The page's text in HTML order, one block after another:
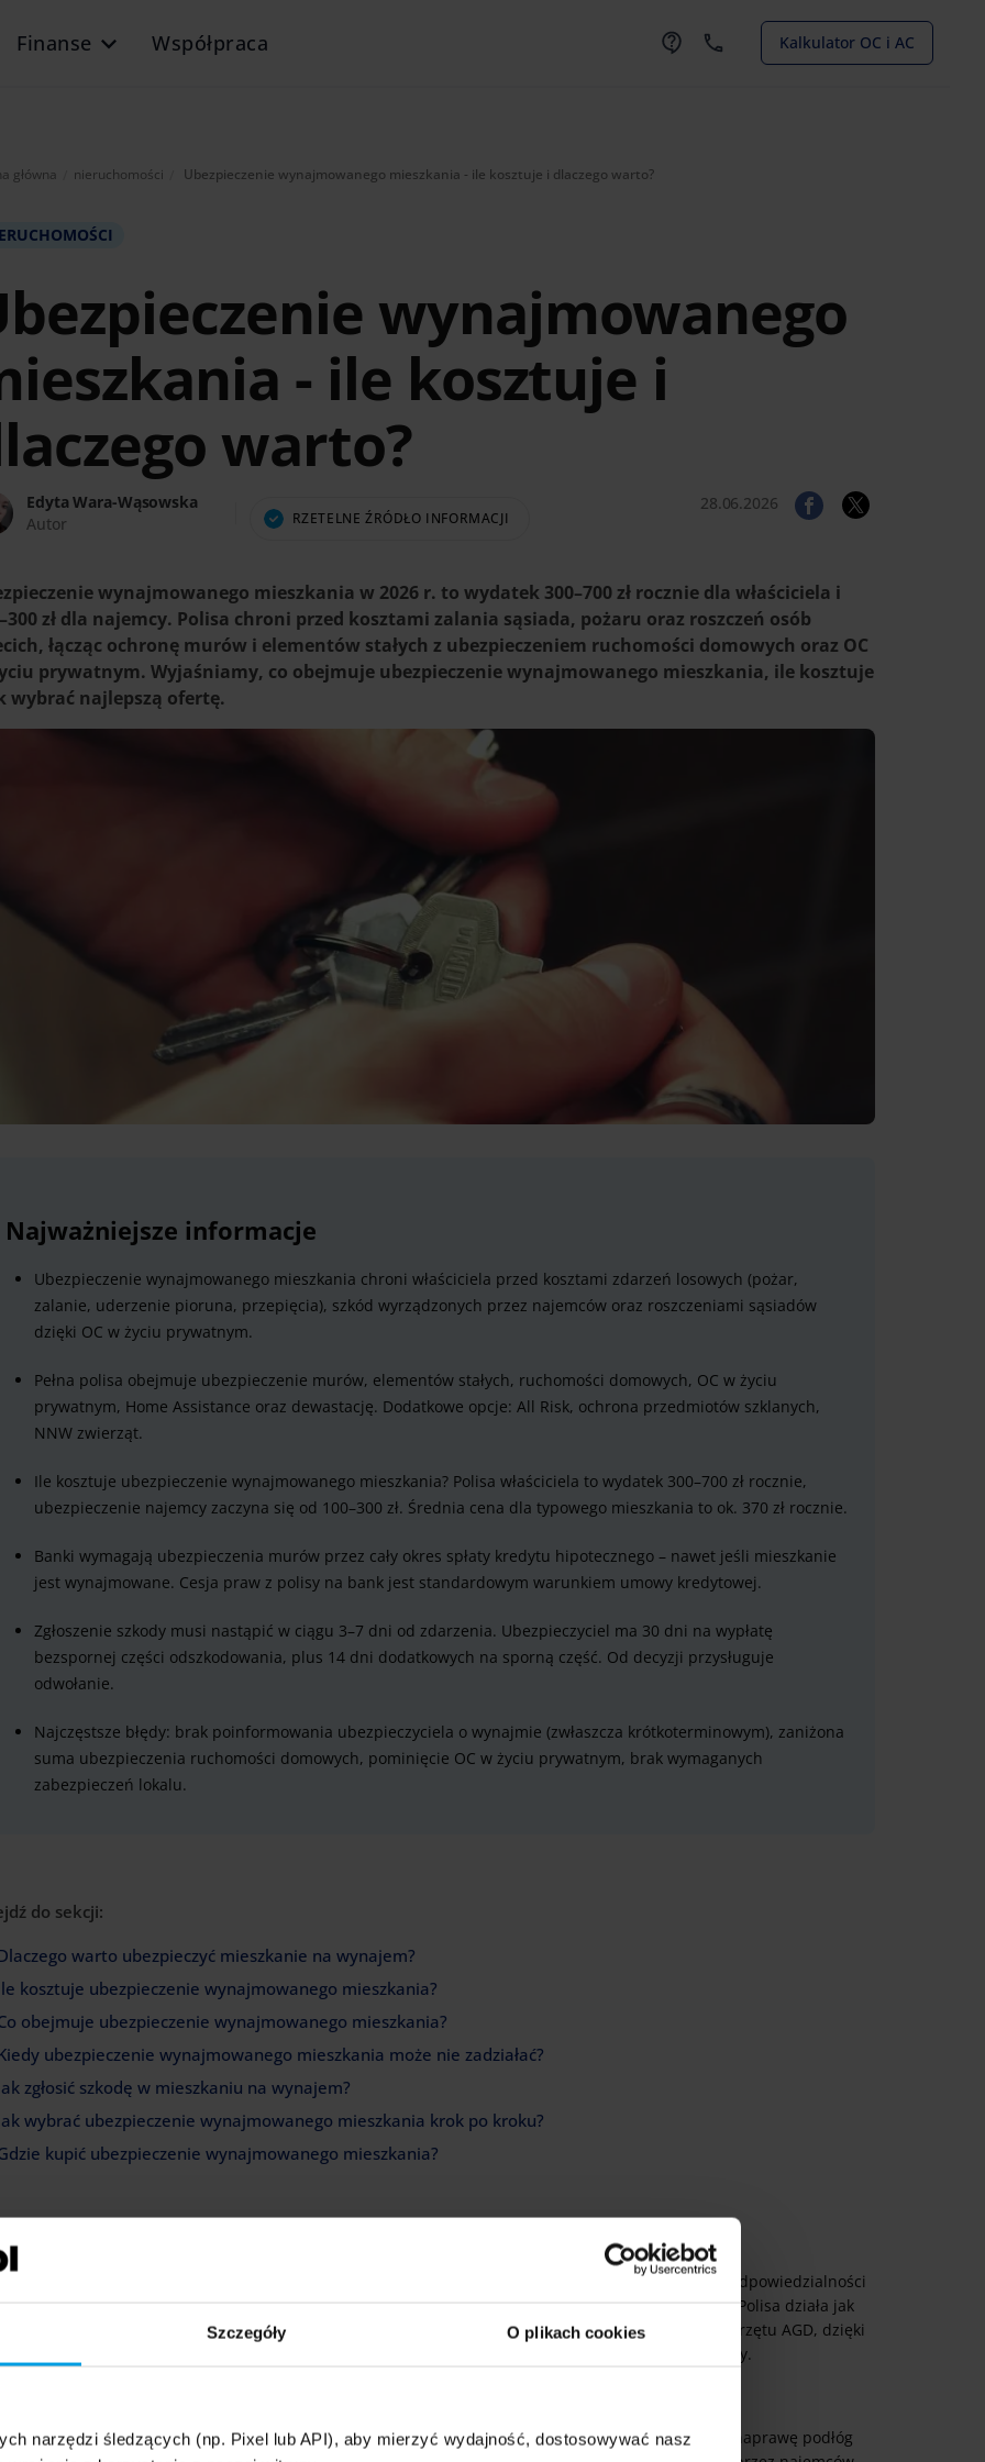
Szczegóły O plikach cookies
narzędzi śledzących (np. Pixel lub API), aby mierzyć wydajność, dostosowywać nasz
Finanse Współpraca Kalkulator OC i AC
główna nieruchomości Aktualnie:
Ubezpieczenie wynajmowanego mieszkania - ile kosztuje i dlaczego warto?
wynajmowanego
- ile kosztuje i
warto?
Edyta Wara-Wąsowska
Autor
RZETELNE ŹRÓDŁO INFORMACJI
28.06.2026
wynajmowanego mieszkania w 2026 r. to wydatek 300–700 zł rocznie dla właściciela i
zł dla najemcy. Polisa chroni przed kosztami zalania sąsiada, pożaru oraz roszczeń osób
łącząc ochronę murów i elementów stałych z ubezpieczeniem ruchomości domowych oraz OC
prywatnym. Wyjaśniamy, co obejmuje ubezpieczenie wynajmowanego mieszkania, ile kosztuje
wybrać najlepszą ofertę.
Najważniejsze informacje
Ubezpieczenie wynajmowanego mieszkania chroni właściciela przed kosztami zdarzeń losowych (pożar,
zalanie, uderzenie pioruna, przepięcia), szkód wyrządzonych przez najemców oraz roszczeniami sąsiadów
dzięki OC w życiu prywatnym.
Pełna polisa obejmuje ubezpieczenie murów, elementów stałych, ruchomości domowych, OC w życiu
prywatnym, Home Assistance oraz dewastację. Dodatkowe opcje: All Risk, ochrona przedmiotów szklanych,
NNW zwierząt.
Ile kosztuje ubezpieczenie wynajmowanego mieszkania? Polisa właściciela to wydatek 300–700 zł rocznie,
ubezpieczenie najemcy zaczyna się od 100–300 zł. Średnia cena dla typowego mieszkania to ok. 370 zł rocznie.
Banki wymagają ubezpieczenia murów przez cały okres spłaty kredytu hipotecznego – nawet jeśli mieszkanie
jest wynajmowane. Cesja praw z polisy na bank jest standardowym warunkiem umowy kredytowej.
Zgłoszenie szkody musi nastąpić w ciągu 3–7 dni od zdarzenia. Ubezpieczyciel ma 30 dni na wypłatę
bezspornej części odszkodowania, plus 14 dni dodatkowych na sporną część. Od decyzji przysługuje
odwołanie.
Najczęstsze błędy: brak poinformowania ubezpieczyciela o wynajmie (zwłaszcza krótkoterminowym), zaniżona
suma ubezpieczenia ruchomości domowych, pominięcie OC w życiu prywatnym, brak wymaganych
zabezpieczeń lokalu.
do sekcji:
warto ubezpieczyć mieszkanie na wynajem?
kosztuje ubezpieczenie wynajmowanego mieszkania?
obejmuje ubezpieczenie wynajmowanego mieszkania?
ubezpieczenie wynajmowanego mieszkania może nie zadziałać?
zgłosić szkodę w mieszkaniu na wynajem?
wybrać ubezpieczenie wynajmowanego mieszkania krok po kroku?
kupić ubezpieczenie wynajmowanego mieszkania?
warto ubezpieczyć mieszkanie na wynajem?
na wynajem warto wykupić przede wszystkim po to, aby uniknąć finansowej odpowiedzialności
wyrządzone przez lokatorów, awarie instalacji oraz roszczenia sąsiadów w przypadku zalania. Polisa działa jak
finansowa, która pokrywa koszty odnowienia wnętrz, naprawy zniszczonych mebli czy wymiany sprzętu AGD, dzięki
właściciel nie musi finansować remontu z własnej kieszeni ani w całości polegać na kaucji najemcy.
Bezpieczeństwo finansowe właściciela–ubezpieczeniezapewnia środki na odmalowanie ścian, naprawę podłóg